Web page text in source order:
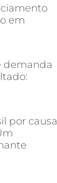
em
demanda
por causa